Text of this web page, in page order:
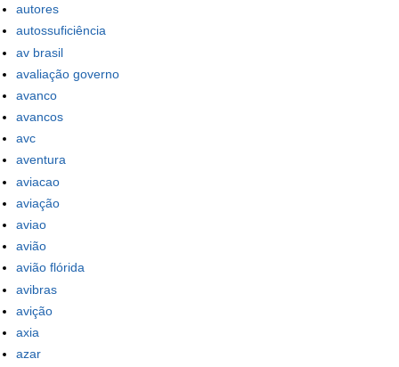
autores
autossuficiência
av brasil
avaliação governo
avanco
avancos
avc
aventura
aviacao
aviação
aviao
avião
avião flórida
avibras
avição
axia
azar